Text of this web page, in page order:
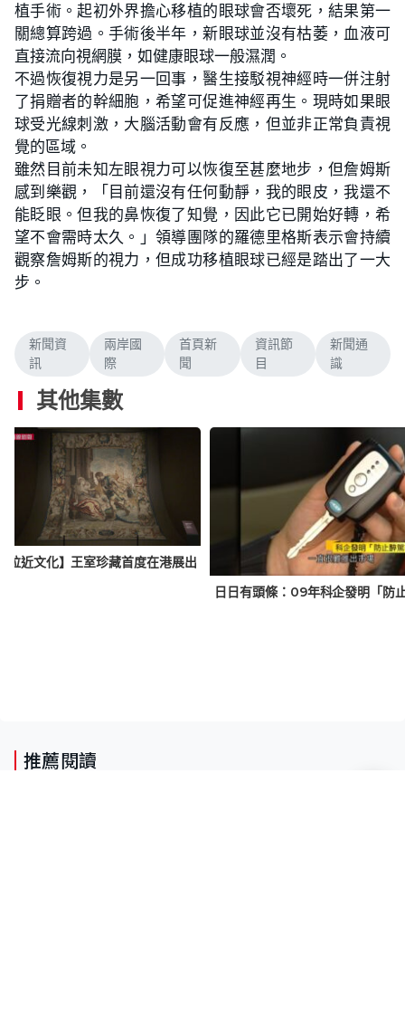
g
T
i
m
植手術。起初外界擔心移植的眼球會否壞死，結果第一
關總算跨過。手術後半年，新眼球並沒有枯萎，血液可
直接流向視網膜，如健康眼球一般濕潤。
不過恢復視力是另一回事，醫生接駁視神經時一併注射
了捐贈者的幹細胞，希望可促進神經再生。現時如果眼
球受光線刺激，大腦活動會有反應，但並非正常負責視
覺的區域。
雖然目前未知左眼視力可以恢復至甚麼地步，但詹姆斯
感到樂觀，「目前還沒有任何動靜，我的眼皮，我還不
能眨眼。但我的鼻恢復了知覺，因此它已開始好轉，希
望不會需時太久。」領導團隊的羅德里格斯表示會持續
觀察詹姆斯的視力，但成功移植眼球已經是踏出了一大
步。
新聞資
訊
兩岸國
際
首頁新
聞
資訊節
目
新聞通
識
其他集數
拉近文化】王室珍藏首度在港展出
日日有頭條：09年科企發明「防
推薦閱讀